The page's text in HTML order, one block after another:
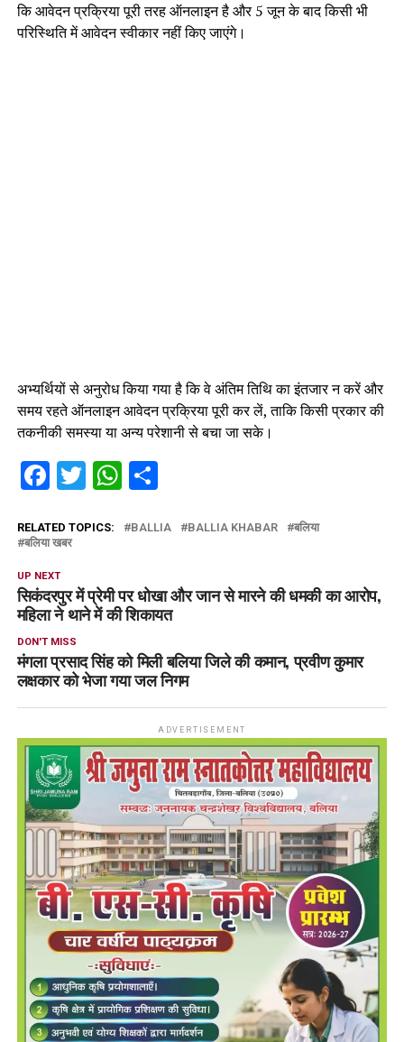
कि आवेदन प्रक्रिया पूरी तरह ऑनलाइन है और 5 जून के बाद किसी भी
परिस्थिति में आवेदन स्वीकार नहीं किए जाएंगे।
अभ्यर्थियों से अनुरोध किया गया है कि वे अंतिम तिथि का इंतजार न करें और
समय रहते ऑनलाइन आवेदन प्रक्रिया पूरी कर लें, ताकि किसी प्रकार की
तकनीकी समस्या या अन्य परेशानी से बचा जा सके।
Facebook
TwitterWhatsApp
Share
RELATED TOPICS: BALLIA BALLIA KHABAR
बलिया
बलिया खबर
UP NEXT
सिकंदरपुर में प्रेमी पर धोखा और जान से मारने की धमकी का आरोप,
महिला ने थाने में की शिकायत
DON'T MISS
मंगला प्रसाद सिंह को मिली बलिया जिले की कमान, प्रवीण कुमार
लक्षकार को भेजा गया जल निगम
ADVERTISEMENT